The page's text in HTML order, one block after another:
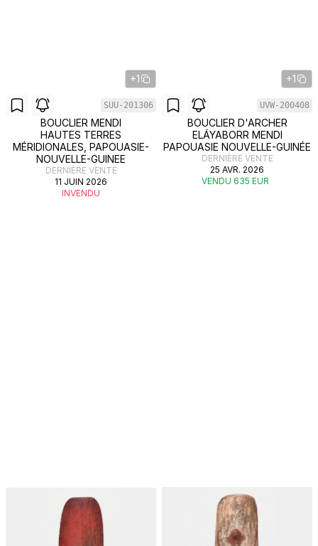
+1
SUU-201306
BOUCLIER MENDI
HAUTES TERRES
MÉRIDIONALES, PAPOUASIE-
NOUVELLE-GUINEE
DERNIÈRE VENTE
11 JUIN 2026
INVENDU
+1
UVW-200408
BOUCLIER D'ARCHER
ELÁYABORR MENDI
PAPOUASIE NOUVELLE-GUINÉE
DERNIÈRE VENTE
25 AVR. 2026
VENDU 635 EUR